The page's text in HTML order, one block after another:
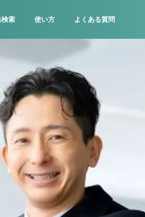
検索 使い方 よくある質問